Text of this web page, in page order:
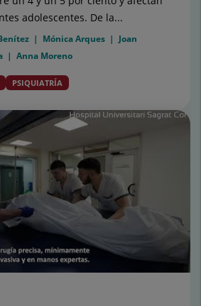
adolescentes. De la...
Mónica Arques
Joan
Anna Moreno
PSIQUIATRÍA